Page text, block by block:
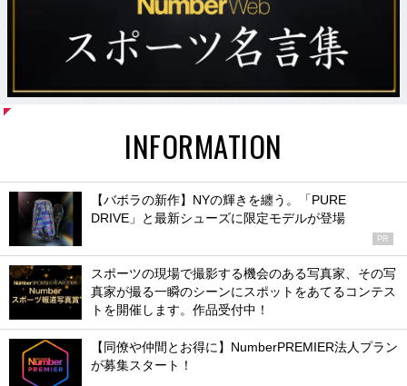
INFORMATION
【バボラの新作】NYの輝きを纏う。「PURE
DRIVE」と最新シューズに限定モデルが登場
PR
スポーツの現場で撮影する機会のある写真家、その写
真家が撮る一瞬のシーンにスポットをあてるコンテス
トを開催します。作品受付中！
【同僚や仲間とお得に】NumberPREMIER法人プラン
が募集スタート！